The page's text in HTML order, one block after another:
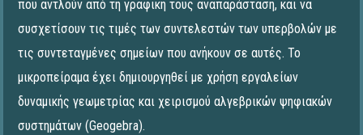
που αντλούν από τη γραφική τους αναπαράσταση, και να
συσχετίσουν τις τιμές των συντελεστών των υπερβολών με
τις συντεταγμένες σημείων που ανήκουν σε αυτές. To
μικροπείραμα έχει δημιουργηθεί με χρήση εργαλείων
δυναμικής γεωμετρίας και χειρισμού αλγεβρικών ψηφιακών
συστημάτων (Geogebra).